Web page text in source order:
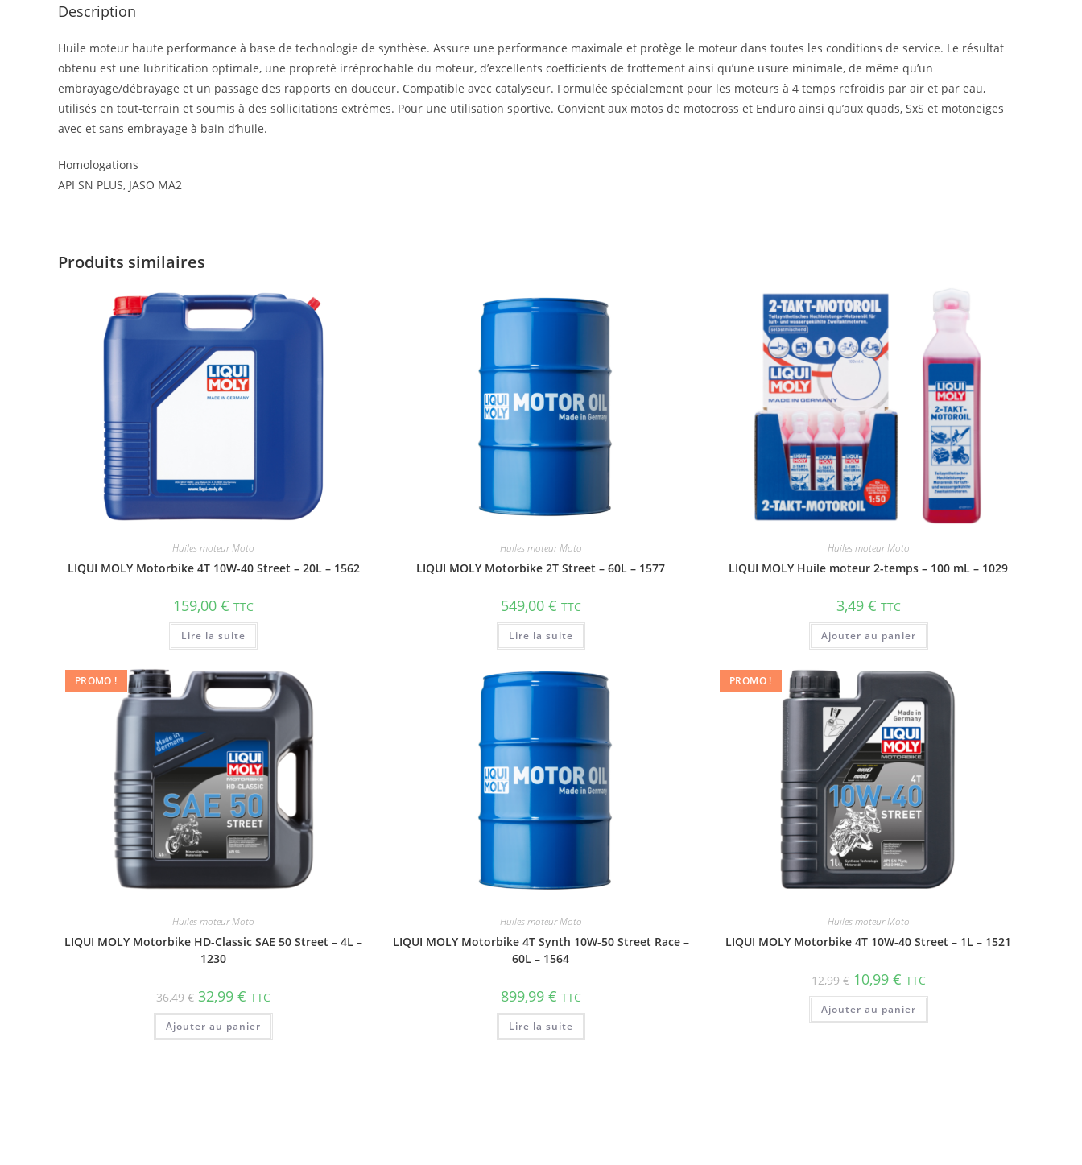
Description
Huile moteur haute performance à base de technologie de synthèse. Assure une performance maximale et protège le moteur dans toutes les conditions de service. Le résultat
obtenu est une lubrification optimale, une propreté irréprochable du moteur, d’excellents coefficients de frottement ainsi qu’une usure minimale, de même qu’un
embrayage/débrayage et un passage des rapports en douceur. Compatible avec catalyseur. Formulée spécialement pour les moteurs à 4 temps refroidis par air et par eau,
utilisés en tout-terrain et soumis à des sollicitations extrêmes. Pour une utilisation sportive. Convient aux motos de motocross et Enduro ainsi qu’aux quads, SxS et motoneiges
avec et sans embrayage à bain d’huile.
Homologations
API SN PLUS, JASO MA2
Produits similaires
Huiles moteur Moto
LIQUI MOLY Motorbike 4T 10W-40 Street – 20L – 1562
159,00€ TTC
Lire la suite
Huiles moteur Moto
LIQUI MOLY Motorbike 2T Street – 60L – 1577
549,00 € TTC
Lire la suite
Huiles moteur Moto
LIQUI MOLY Huile moteur 2-temps – 100 mL – 1029
3,49 € TTC
Ajouter au panier
PROMO !
Huiles moteur Moto
LIQUI MOLY Motorbike HD-Classic SAE 50 Street – 4L –
1230
36,49€ 32,99€ TTC
Ajouter au panier
Huiles moteur Moto
LIQUI MOLY Motorbike 4T Synth 10W-50 Street Race –
60L – 1564
899,99 € TTC
Lire la suite
PROMO !
Huiles moteur Moto
LIQUI MOLY Motorbike 4T 10W-40 Street – 1L – 1521
12,99€ 10,99 € TTC
Ajouter au panier